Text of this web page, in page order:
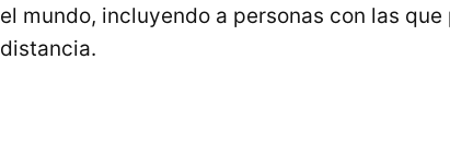
el mundo, incluyendo a personas con las
distancia.